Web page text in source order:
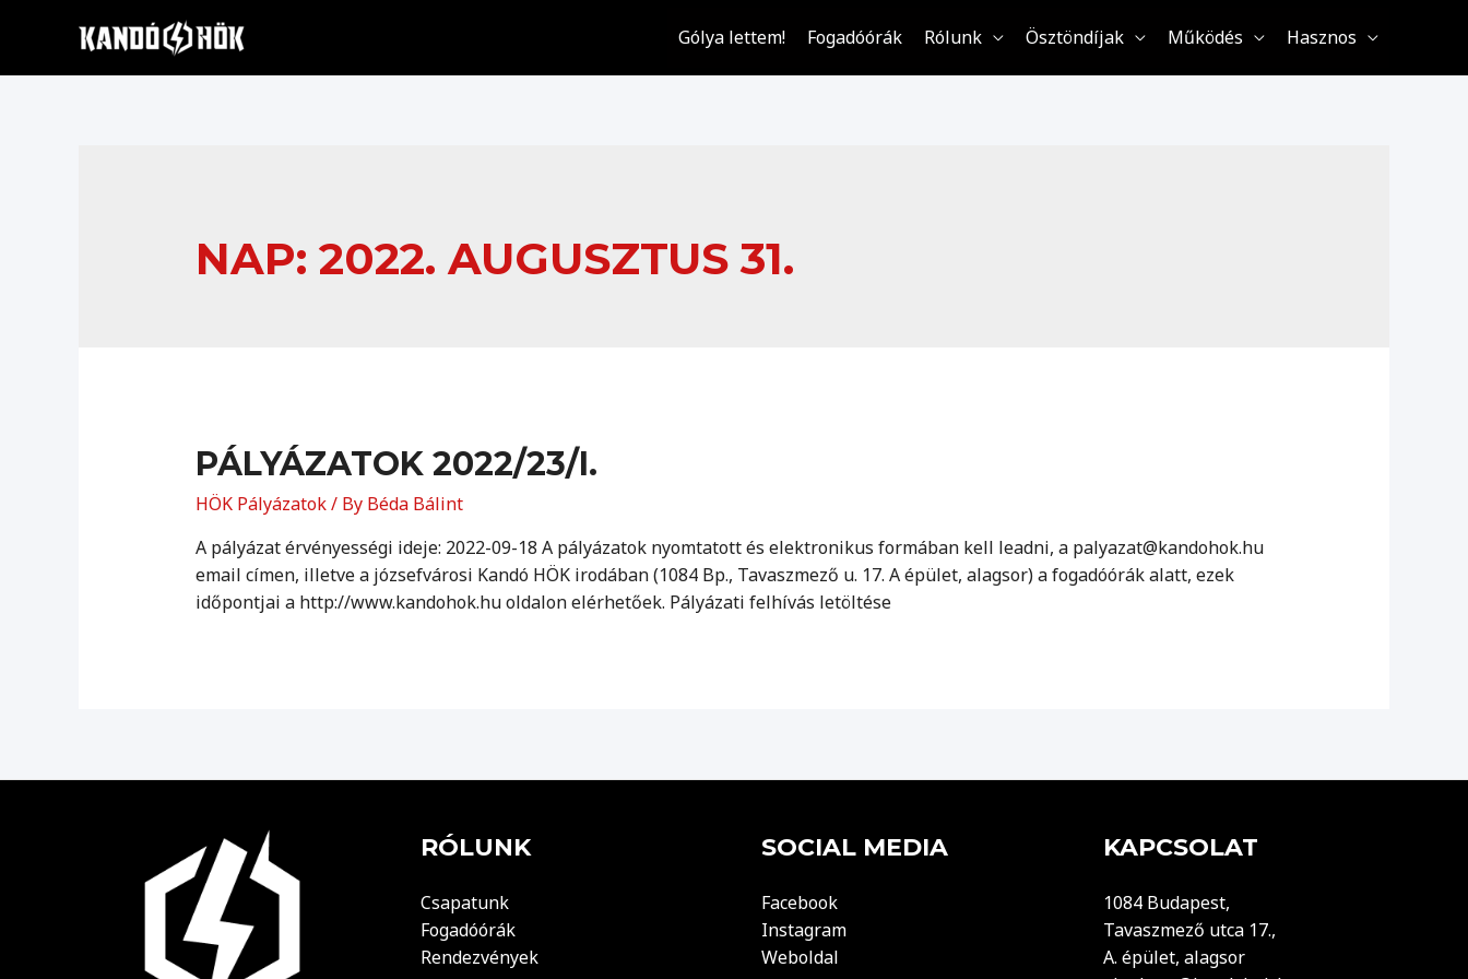
Gólya lettem! Fogadóórák Rólunk Ösztöndíjak Működés Hasznos
NAP: 2022. AUGUSZTUS 31.
PÁLYÁZATOK 2022/23/I.
HÖK Pályázatok/ By Béda Bálint
A pályázat érvényességi ideje: 2022-09-18 A pályázatok nyomtatott és elektronikus formában kell leadni, a palyazat@kandohok.hu
email címen, illetve a józsefvárosi Kandó HÖK irodában (1084 Bp., Tavaszmező u. 17. A épület, alagsor) a fogadóórák alatt, ezek
időpontjai a http://www.kandohok.hu oldalon elérhetőek. Pályázati felhívás letöltése
RÓLUNK
Csapatunk
Fogadóórák
Rendezvények
SOCIAL MEDIA
Facebook
Instagram
Weboldal
KAPCSOLAT
1084 Budapest,
Tavaszmező utca 17.,
A. épület, alagsor